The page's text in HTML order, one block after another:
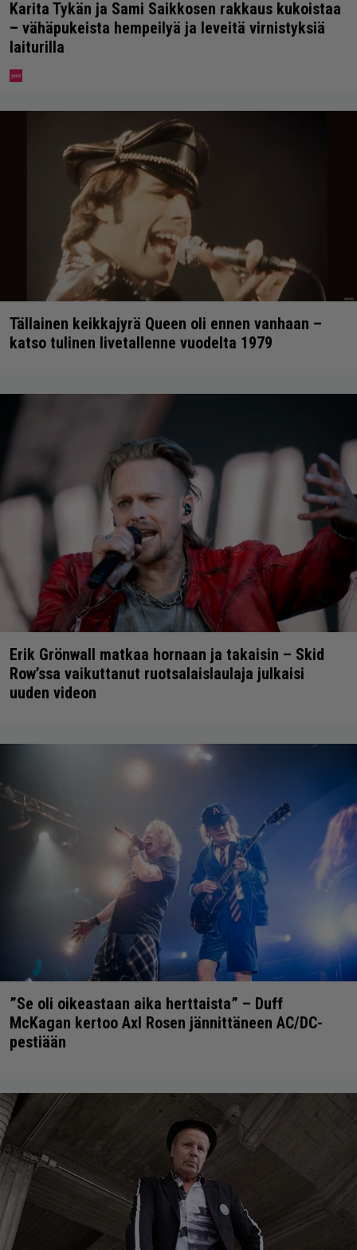
Karita Tykän ja Sami Saikkosen rakkaus kukoistaa
– vähäpukeista hempeilyä ja leveitä virnistyksiä
laiturilla
Tällainen keikkajyrä Queen oli ennen vanhaan –
katso tulinen livetallenne vuodelta 1979
Erik Grönwall matkaa hornaan ja takaisin – Skid
Row’ssa vaikuttanut ruotsalaislaulaja julkaisi
uuden videon
”Se oli oikeastaan aika herttaista” – Duff
McKagan kertoo Axl Rosen jännittäneen AC/DC-
pestiään